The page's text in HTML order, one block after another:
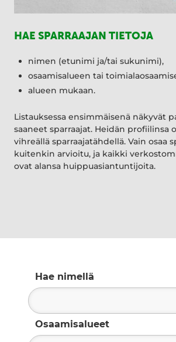
HAE SPARRAAJAN TIETOJA
nimen (etunimi ja/tai sukunimi),
osaamisalueen tai
alueen mukaan.
Listauksessa ensimmäisenä näkyvät
saaneet sparraajat. Heidän profiilinsa
vihreällä sparraajatähdellä. Vain osaa
kuitenkin arvioitu, ja kaikki
ovat alansa huippuasiantuntijoita.
Hae nimellä
Osaamisalueet